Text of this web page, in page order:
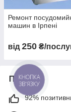
Ремонт
машин в Ірпені
від 250 ₴/
Про нас
92%
КНОПКА
ЗВ'ЯЗКУ